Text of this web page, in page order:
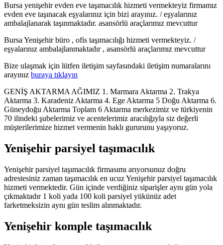
Bursa yenişehir evden eve taşımacılık hizmeti vermekteyiz firmamız
evden eve taşınacak eşyalarınız için bizi arayınız. / eşyalarınız
ambalajlanarak taşınmaktadır. asansörlü araçlarımız mevcuttur
Bursa Yenişehir büro , ofis taşımacılığı hizmeti vermekteyiz. /
eşyalarınız ambalajlanmaktadır , asansörlü araçlarımız mevcuttur
Bize ulaşmak için lütfen iletişim sayfasındaki iletişim numaralarını
arayınız buraya tıklayın
GENİŞ AKTARMA AĞIMIZ 1. Marmara Aktarma 2. Trakya
Aktarma 3. Karadeniz Aktarma 4. Ege Aktarma 5 Doğu Aktarma 6.
Güneydoğu Aktarma Toplam 6 Aktarma merkezimiz ve türkiyenin
70 ilindeki şubelerimiz ve acentelerimiz aracılığıyla siz değerli
müşterilerimize hizmet vermenin haklı gururunu yaşıyoruz.
Yenişehir parsiyel taşımacılık
Yenişehir parsiyel taşımacılık firmasımı arıyorsunuz doğru
adrestesiniz zaman taşımacılık en ucuz Yenişehir parsiyel taşımacılık
hizmeti vermektedir. Gün içinde verdiğiniz siparişler aynı gün yola
çıkmaktadır 1 koli yada 100 koli parsiyel yükünüz adet
farketmeksizin aynı gün teslim alınmaktadır.
Yenişehir komple taşımacılık